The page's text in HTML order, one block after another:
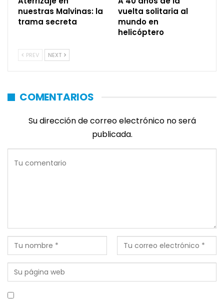
nuestras Malvinas: la
trama secreta
vuelta solitaria al
mundo en
helicóptero
PREV NEXT
COMENTARIOS
Su dirección de correo electrónico no será
publicada.